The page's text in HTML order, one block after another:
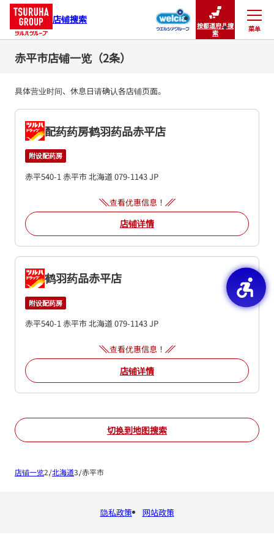
店铺搜索
按都道府县搜
索
菜单
关闭
赤平市店铺一览（2条）
具体营业时间、休息日请确认各店铺页面。
配药药房鹤羽药品赤平店
附设配药房
赤平540-1 赤平市北海道079-1143JP
查看优惠信息！
店铺详情
鹤羽药品赤平店
附设配药房
赤平540-1赤平市北海道079-1143JP
查看优惠信息！
店铺详情
切换到地图搜索
店铺一览 北海道 赤平市
隐私政策 网站政策